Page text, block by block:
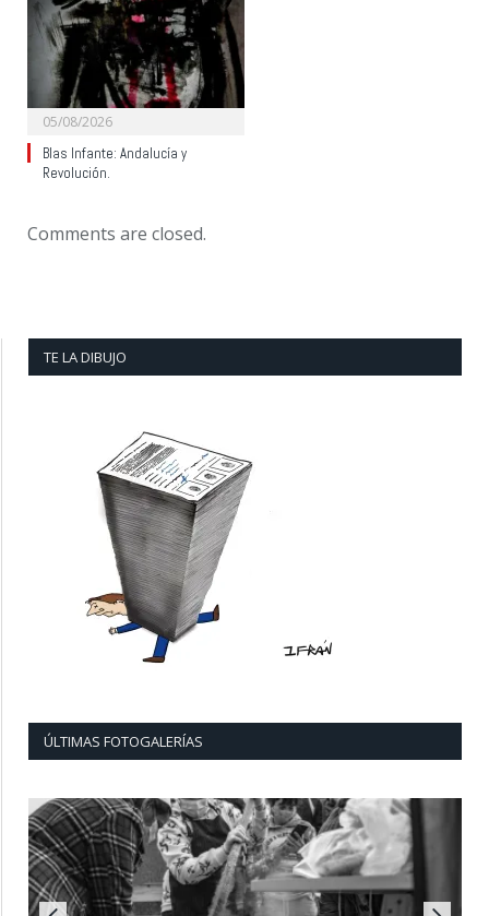
05/08/2026
Blas Infante: Andalucía y
Revolución.
Comments are closed.
TE LA DIBUJO
ÚLTIMAS FOTOGALERÍAS